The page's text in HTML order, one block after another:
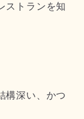
ストランを知
構深い、かつ